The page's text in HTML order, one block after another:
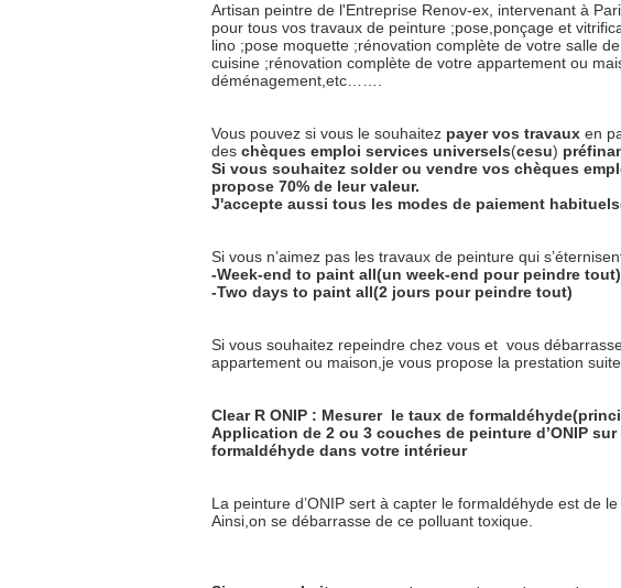
Artisan peintre de l'Entreprise Renov-ex, intervenant à
pour tous vos travaux de peinture ;pose,ponçage et
lino ;pose moquette ;rénovation complète de votre salle
cuisine ;rénovation complète de votre appartement ou
déménagement,etc…….
Vous pouvez si vous le souhaitez payer vos travaux en
des chèques emploi services universels(cesu)
Si vous souhaitez solder ou vendre vos chèques
propose 70% de leur valeur.
J'accepte aussi tous les modes de paiement
Si vous n’aimez pas les travaux de peinture qui
-Week-end to paint all(un week-end pour peindre tout)
-Two days to paint all(2 jours pour peindre tout)
Si vous souhaitez repeindre chez vous et vous
appartement ou maison,je vous propose la prestation
Clear R ONIP : Mesurer le taux de
Application de 2 ou 3 couches de peinture d’ONIP
formaldéhyde dans votre intérieur
La peinture d’ONIP sert à capter le formaldéhyde est de
Ainsi,on se débarrasse de ce polluant toxique.